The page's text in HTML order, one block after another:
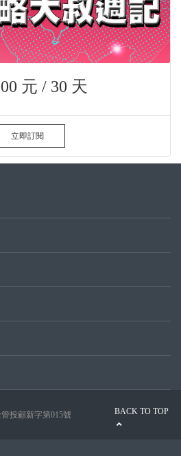
元 / 30 天
立即訂閱
東路二段100號6樓之2
加密，請安心使用我們的服務
投顧新字第015號 BACK TO TOP